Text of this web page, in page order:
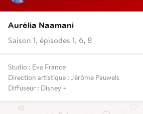
Aurélia Naamani
Saison 1, épisodes 1, 6, 8
Studio : Eva France
Direction artistique : Jérôme Pauwels
Diffuseur : Disney +